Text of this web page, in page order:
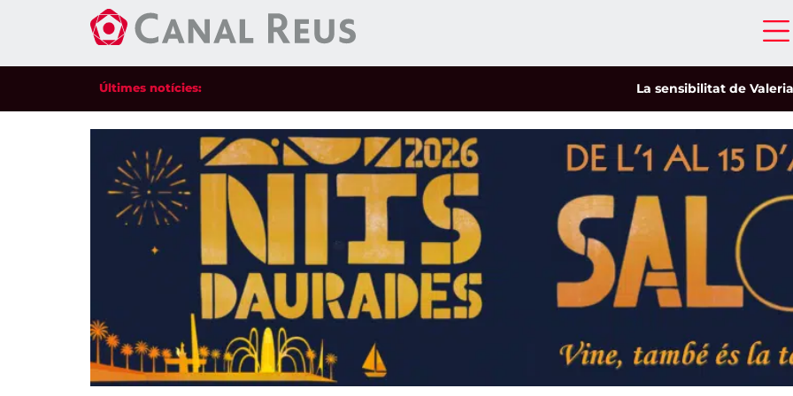
Últimes notícies: La sensibilitat de Valeria
Descobreix els Vespres d’Estiu a la Casa
Els dijous de juliol i agost oferiran visites guiades,
aperitiu i propostes escèniques amb aposta pel talent
local